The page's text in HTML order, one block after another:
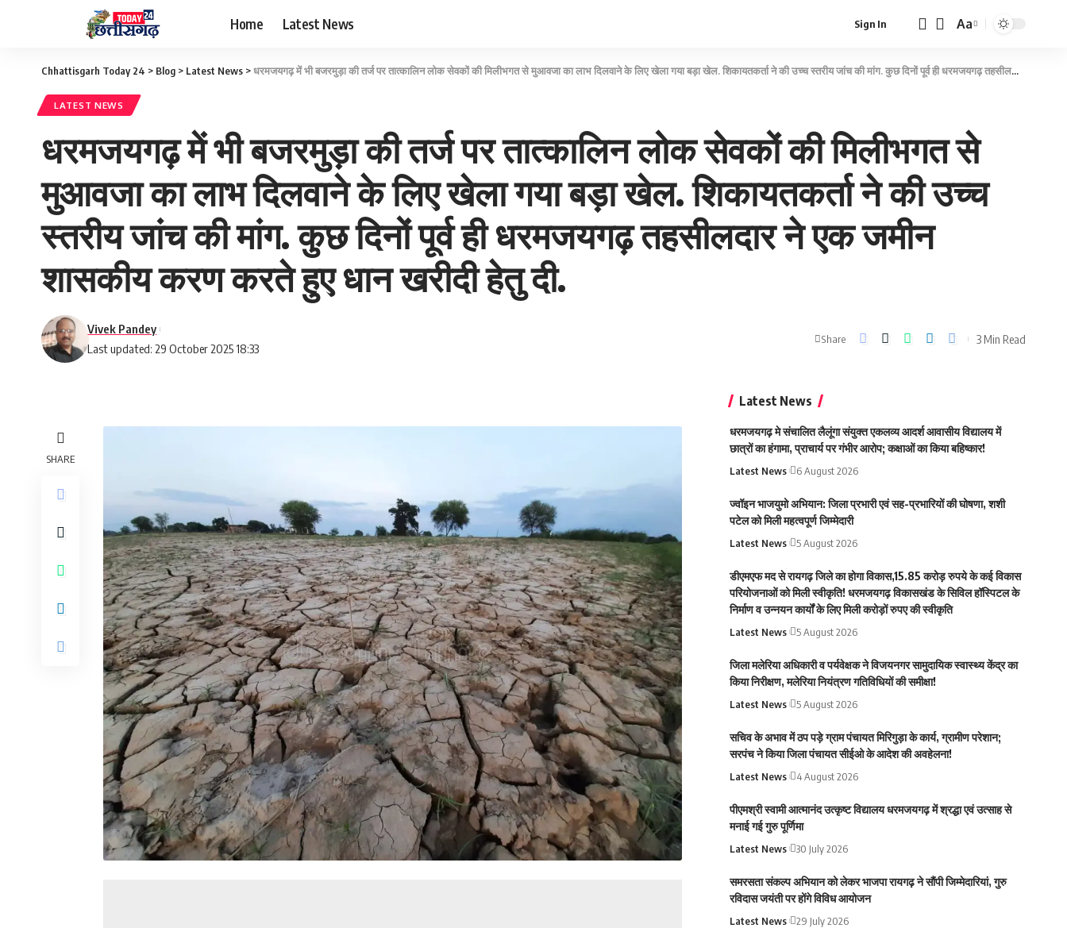
Home Latest News Sign In
Font
Aa
Chhattisgarh Today 24 > Blog > Latest News >धरमजयगढ़ में भी बजरमुड़ा की तर्ज पर तात्कालिन लोक सेवकों की मिलीभगत से मुआवजा का लाभ दिलवाने के लिए खेला गया बड़ा खेल. शिकायतकर्ता ने की उच्च स्तरीय जांच की मांग. कुछ दिनों पूर्व ही धरमजयगढ़ तहसीलदार ने एक जमीन शासकीय करण करते हुए धान खरीदी हेतु दी.
LATEST NEWS
धरमजयगढ़ में भी बजरमुड़ा की तर्ज पर तात्कालिन लोक सेवकों की मिलीभगत से
मुआवजा का लाभ दिलवाने के लिए खेला गया बड़ा खेल. शिकायतकर्ता ने की उच्च
स्तरीय जांच की मांग. कुछ दिनों पूर्व ही धरमजयगढ़ तहसीलदार ने एक जमीन
शासकीय करण करते हुए धान खरीदी हेतु दी.
Last updated: 29 October 2025 18:33
Vivek Pandey
Share 3 Min Read
SHARE
Latest News
धरमजयगढ़ मे संचालित लैलूंगा संयुक्त एकलव्य आदर्श आवासीय विद्यालय में
छात्रों का हंगामा, प्राचार्य पर गंभीर आरोप; कक्षाओं का किया बहिष्कार!
Latest News 6 August 2026
ज्वॉइन भाजयुमो अभियान: जिला प्रभारी एवं सह-प्रभारियों की घोषणा, शशी
पटेल को मिली महत्वपूर्ण जिम्मेदारी
Latest News 5 August 2026
डीएमएफ मद से रायगढ़ जिले का होगा विकास,15.85 करोड़ रुपये के कई विकास
परियोजनाओं को मिली स्वीकृति! धरमजयगढ़ विकासखंड के सिविल हॉस्पिटल के
निर्माण व उन्नयन कार्यों के लिए मिली करोड़ों रुपए की स्वीकृति
Latest News 5 August 2026
जिला मलेरिया अधिकारी व पर्यवेक्षक ने विजयनगर सामुदायिक स्वास्थ्य केंद्र का
किया निरीक्षण, मलेरिया नियंत्रण गतिविधियों की समीक्षा!
Latest News 5 August 2026
सचिव के अभाव में ठप पड़े ग्राम पंचायत मिरिगुड़ा के कार्य, ग्रामीण परेशान;
सरपंच ने किया जिला पंचायत सीईओ के आदेश की अवहेलना!
Latest News 4 August 2026
पीएमश्री स्वामी आत्मानंद उत्कृष्ट विद्यालय धरमजयगढ़ में श्रद्धा एवं उत्साह से
मनाई गई गुरु पूर्णिमा
Latest News 30 July 2026
समरसता संकल्प अभियान को लेकर भाजपा रायगढ़ ने सौंपी जिम्मेदारियां, गुरु
रविदास जयंती पर होंगे विविध आयोजन
Latest News 29 July 2026